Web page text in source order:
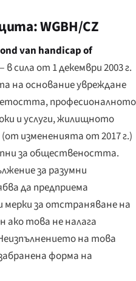
WGBH/CZ
van handicap of
в сила от 1 декември 2003 г.
на основание увреждане
професионалното
и услуги, жилищното
измененията от 2017 г.)
за обществеността.
за разумни
да предприема
за отстраняване на
ако това не налага
на това
форма на